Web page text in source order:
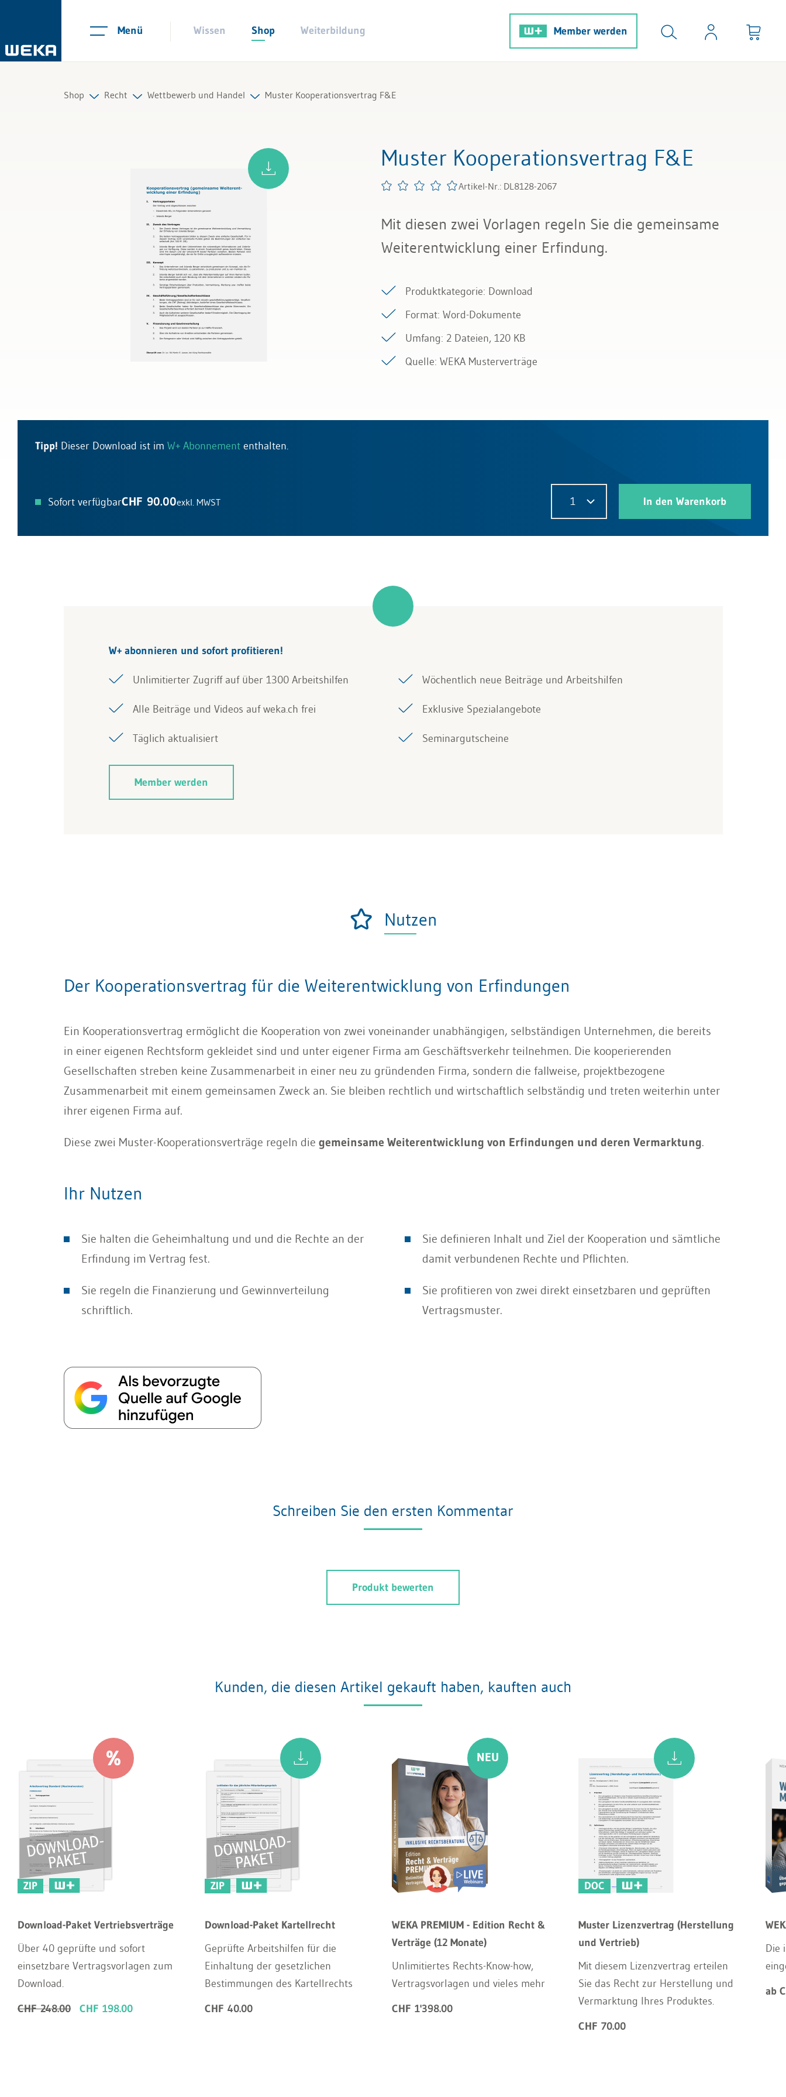
Menü Wissen Shop Weiterbildung Member werden
Shop
Führung & Kompetenzen
Finanzen & Steuern
Recht
Gesellschaftsrecht
Scheidungs- und Erbrecht
Kauf und Verkauf
Wettbewerb und Handel
Allgemeines Privatrecht
Datenschutz und IT-Recht
Wettbewerb und Handel Muster Kooperationsvertrag F&E
Muster Kooperationsvertrag F&E
Artikel-Nr.: DL8128-2067
Mit diesen zwei Vorlagen regeln Sie die gemeinsame
Weiterentwicklung einer Erfindung.
Produktkategorie: Download
Format: Word-Dokumente
Umfang: 2 Dateien, 120 KB
Quelle: WEKA Musterverträge
Tipp! Dieser Download ist im W+ Abonnement enthalten.
Sofort verfügbarCHF 90.00exkl. MWST 1 In den Warenkorb
W+ abonnieren und sofort profitieren!
Unlimitierter Zugriff auf über 1300 Arbeitshilfen
Alle Beiträge und Videos auf weka.ch frei
Täglich aktualisiert
Wöchentlich neue Beiträge und Arbeitshilfen
Exklusive Spezialangebote
Seminargutscheine
Member werden
Nutzen
Der Kooperationsvertrag für die Weiterentwicklung von Erfindungen
Ein Kooperationsvertrag ermöglicht die Kooperation von zwei voneinander unabhängigen, selbständigen Unternehmen, die bereits
in einer eigenen Rechtsform gekleidet sind und unter eigener Firma am Geschäftsverkehr teilnehmen. Die kooperierenden
Gesellschaften streben keine Zusammenarbeit in einer neu zu gründenden Firma, sondern die fallweise, projektbezogene
Zusammenarbeit mit einem gemeinsamen Zweck an. Sie bleiben rechtlich und wirtschaftlich selbständig und treten weiterhin unter
ihrer eigenen Firma auf.
Diese zwei Muster-Kooperationsverträge regeln die gemeinsame Weiterentwicklung von Erfindungen und deren Vermarktung.
Ihr Nutzen
Sie halten die Geheimhaltung und und die Rechte an der
Erfindung im Vertrag fest.
Sie regeln die Finanzierung und Gewinnverteilung
schriftlich.
Sie definieren Inhalt und Ziel der Kooperation und sämtliche
damit verbundenen Rechte und Pflichten.
Sie profitieren von zwei direkt einsetzbaren und geprüften
Vertragsmuster.
Schreiben Sie den ersten Kommentar
Produkt bewerten
Kunden, die diesen Artikel gekauft haben, kauften auch
ZIP
Download-Paket Vertriebsverträge
Über 40 geprüfte und sofort
einsetzbare Vertragsvorlagen zum
Download.
CHF 248.00
CHF 198.00
ZIP
Download-Paket Kartellrecht
Geprüfte Arbeitshilfen für die
Einhaltung der gesetzlichen
Bestimmungen des Kartellrechts
CHF 40.00
WEKA PREMIUM - Edition Recht &
Verträge (12 Monate)
Unlimitiertes Rechts-Know-how,
Vertragsvorlagen und vieles mehr
CHF 1'398.00
DOC
Muster Lizenzvertrag (Herstellung
und Vertrieb)
Mit diesem Lizenzvertrag erteilen
Sie das Recht zur Herstellung und
Vermarktung Ihres Produktes.
CHF 70.00
Die
ab